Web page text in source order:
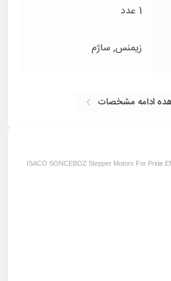
1 عدد
زیمنس, ساژم
ادامه مشخصات
ISACO SONCEBOZ Stepper Motors For Pride